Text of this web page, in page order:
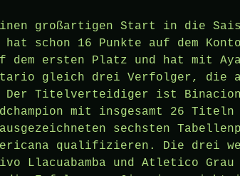
großartigen Start in die
schon 16 Punkte auf dem
dem ersten Platz und hat mit
gleich drei Verfolger, die
Der Titelverteidiger ist
mit insgesamt 26
sechsten
qualifizieren. Die drei
Llacuabamba und Atletico